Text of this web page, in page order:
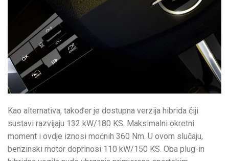
Kao alternativa, također je dostupna verzija hibrida čiji
sustavi razvijaju 132 kW/180 KS. Maksimalni okretni
moment i ovdje iznosi moćnih 360 Nm. U ovom slučaju,
benzinski motor doprinosi 110 kW/150 KS. Oba plug-in